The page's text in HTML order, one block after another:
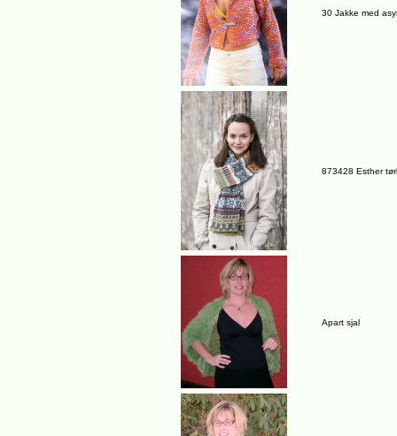
30 Jakke med
873428 Esther
Apart sjal